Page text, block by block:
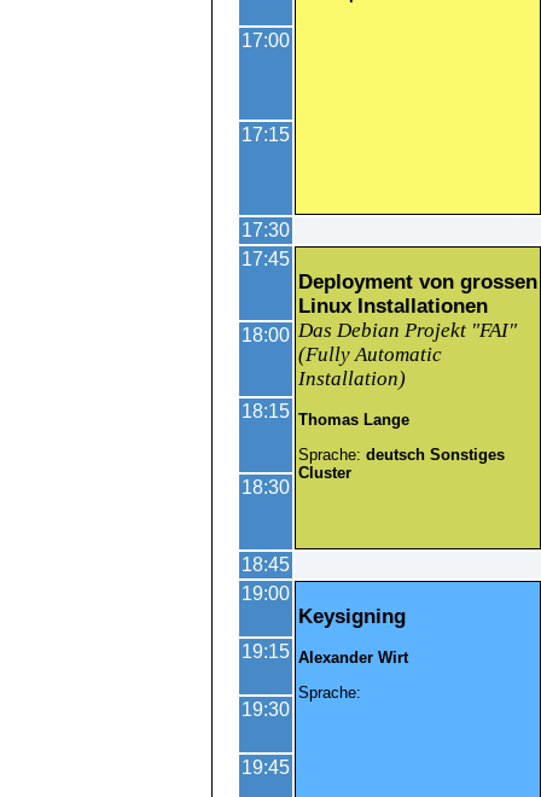
17:00
17:15
17:30
17:45
Deployment von grossen
Linux Installationen
Das Debian Projekt "FAI"
(Fully Automatic
Installation)
Thomas Lange
Sprache: deutsch Sonstiges
Cluster
18:00
18:15
18:30
18:45
19:00
Keysigning
Alexander Wirt
Sprache:
19:15
19:30
19:45